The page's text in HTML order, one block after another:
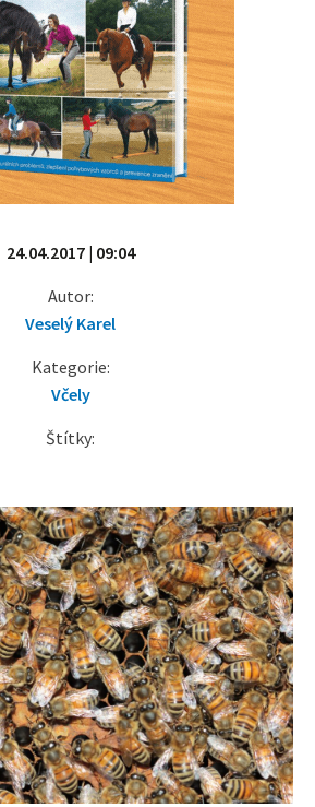
24.04.2017 | 09:04
Autor:
Veselý Karel
Kategorie:
Včely
Štítky: